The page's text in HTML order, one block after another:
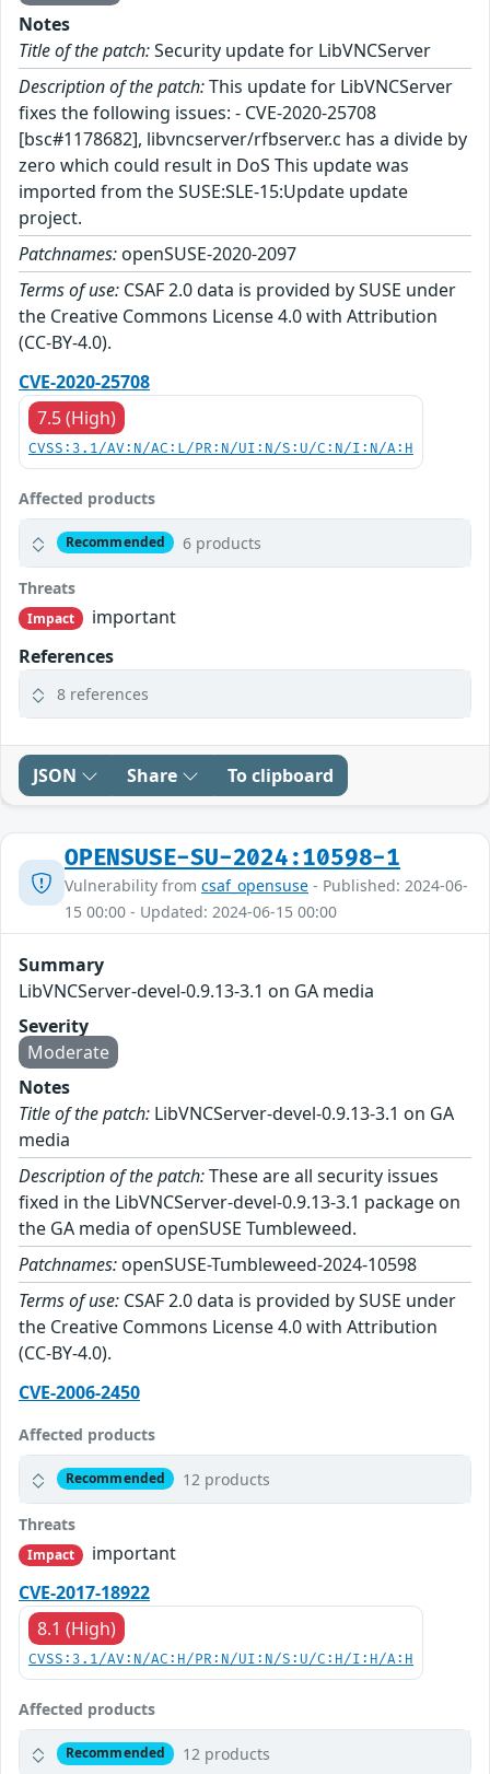
Notes
Title of the patch:Security update for LibVNCServer
Description of the patch:This update for LibVNCServer
fixes the following issues: - CVE-2020-25708
[bsc#1178682], libvncserver/rfbserver.c has a divide by
zero which could result in DoS This update was
imported from the SUSE:SLE-15:Update update
project.
Patchnames: openSUSE-2020-2097
Terms of use: CSAF 2.0 data is provided by SUSE under
the Creative Commons License 4.0 with Attribution
(CC-BY-4.0).
CVE-2020-25708
7.5 (High)
CVSS:3.1/AV:N/AC:L/PR:N/UI:N/S:U/C:N/I:N/A:H
Affected products
Recommended 6 products
Threats
Impact
important
References
8 references
JSON Share To clipboard
OPENSUSE-SU-2024:10598-1
Vulnerability from csaf_opensuse - Published: 2024-06-
15 00:00 - Updated: 2024-06-15 00:00
Summary
LibVNCServer-devel-0.9.13-3.1 on GA media
Severity
Moderate
Notes
Title of the patch: LibVNCServer-devel-0.9.13-3.1 on GA
media
Description of the patch:These are all security issues
fixed in the LibVNCServer-devel-0.9.13-3.1 package on
the GA media of openSUSE Tumbleweed.
Patchnames: openSUSE-Tumbleweed-2024-10598
Terms of use: CSAF 2.0 data is provided by SUSE under
the Creative Commons License 4.0 with Attribution
(CC-BY-4.0).
CVE-2006-2450
Affected products
Recommended 12 products
Threats
Impact
important
CVE-2017-18922
8.1 (High)
CVSS:3.1/AV:N/AC:H/PR:N/UI:N/S:U/C:H/I:H/A:H
Affected products
Recommended 12 products